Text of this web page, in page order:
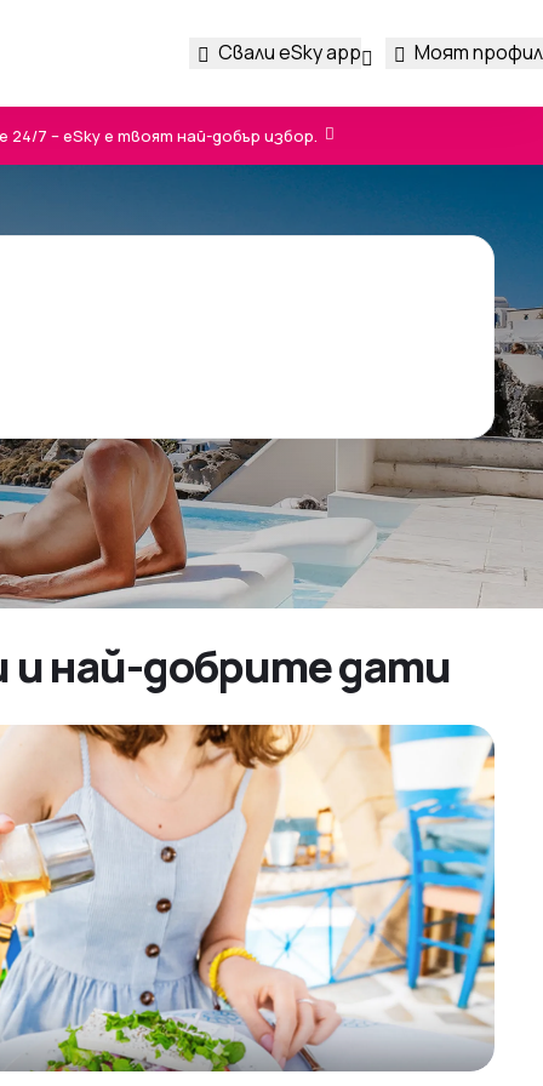
Свали eSky app Моят профил
7 – eSky е твоят най-добър избор.
най-добрите дати